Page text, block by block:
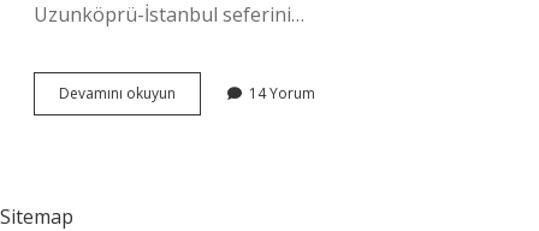
Uzunköprü-İstanbul seferini…
Devamını okuyun
Tren
14 Yorum
Sitemap